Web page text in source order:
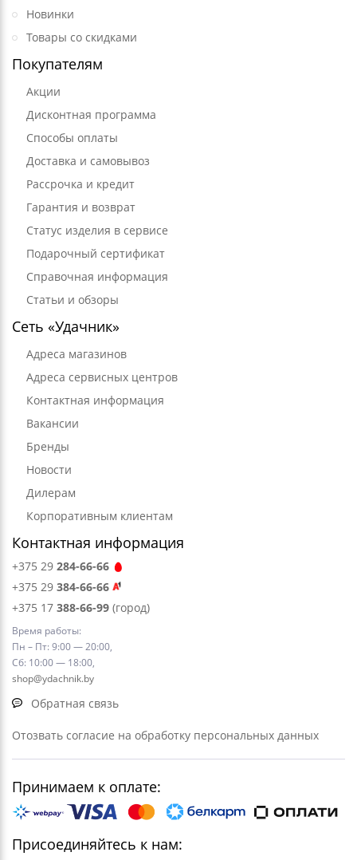
Новинки
Товары со скидками
Покупателям
Акции
Дисконтная программа
Способы оплаты
Доставка и самовывоз
Рассрочка и кредит
Гарантия и возврат
Статус изделия в сервисе
Подарочный сертификат
Справочная информация
Статьи и обзоры
Сеть «Удачник»
Адреса магазинов
Адреса сервисных центров
Контактная информация
Вакансии
Бренды
Новости
Дилерам
Корпоративным клиентам
Контактная информация
+375 29 284-66-66
+375 29 384-66-66
+375 17 388-66-99 (город)
Время работы:
Пн – Пт: 9:00 — 20:00,
Сб: 10:00 — 18:00,
shop@ydachnik.by
Обратная связь
Отозвать согласие на обработку персональных данных
Принимаем к оплате:
Присоединяйтесь к нам: